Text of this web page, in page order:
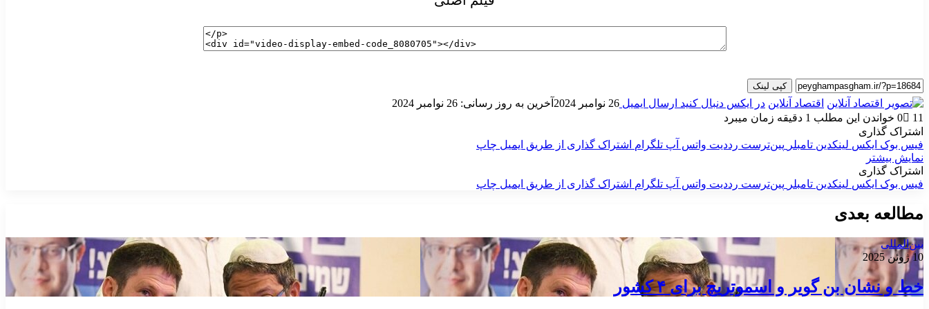
کپی لینک
اقتصاد آنلاین در ایکس دنبال کنید ارسال ایمیل 26 نوامبر 2024
آخرین به روز رسانی: 26 نوامبر 2024
0
11
خواندن این مطلب 1 دقیقه زمان میبرد
اشتراک گذاری
فیس بوک ایکس لینکدین ‫تامبلر ‫پین‌ترست ‫رددیت واتس آپ تلگرام اشتراک گذاری از طریق ایمیل چاپ
نمایش بیشتر
اشتراک گذاری
فیس بوک ایکس لینکدین ‫تامبلر ‫پین‌ترست ‫رددیت واتس آپ تلگرام اشتراک گذاری از طریق ایمیل چاپ
مطالعه بعدی
بین‌المللی
10 ژوئن 2025
خط و نشان بن گویر و اسموتریچ برای ۴ کشور